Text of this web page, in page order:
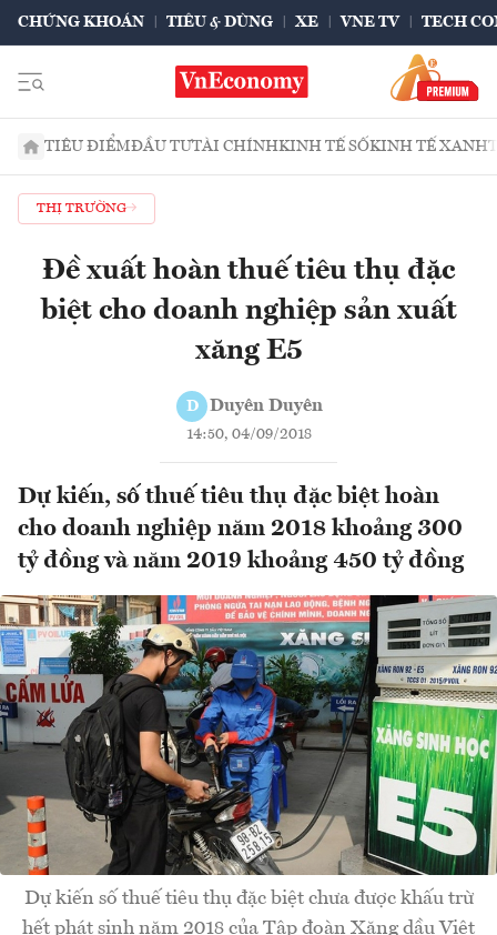
CHỨNG KHOÁN TIÊU & DÙNG XE VNE TV TECH
TIÊU ĐIỂMĐẦU TƯTÀI CHÍNHKINH TẾ SỐKINH TẾ XANH
THỊ TRƯỜNG
Đề xuất hoàn thuế tiêu thụ đặc
biệt cho doanh nghiệp sản xuất
xăng E5
D Duyên Duyên
14:50, 04/09/2018
Dự kiến, số thuế tiêu thụ đặc biệt hoàn
cho doanh nghiệp năm 2018 khoảng 300
tỷ đồng và năm 2019 khoảng 450 tỷ đồng
Dự kiến số thuế tiêu thụ đặc biệt chưa được khấu trừ
hết phát sinh năm 2018 của Tập đoàn Xăng dầu Việt